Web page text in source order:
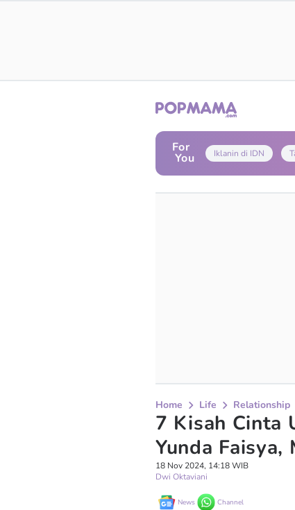
For
You Iklanin di IDN
Home Life Relationship
7 Kisah Cinta
Yunda Faisya,
18 Nov 2024, 14:18 WIB
Dwi Oktaviani
News Channel